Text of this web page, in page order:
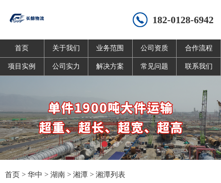
182-0128-6942
首页 关于我们 业务范围 公司资质 合作流程
项目实例 公司实力 解决方案 常见问题 联系我们
首页 > 华中 > 湖南 > 湘潭 > 湘潭列表